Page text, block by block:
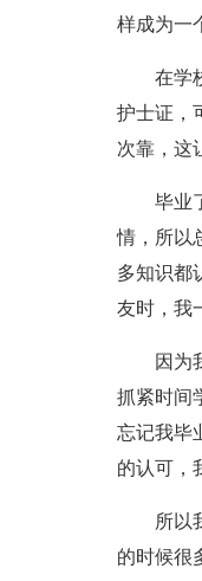
样成为一
在学
护士证，
次靠，这
毕业
情，所以
多知识都
友时，我
因为
抓紧时间
忘记我毕
的认可，
所以
的时候很